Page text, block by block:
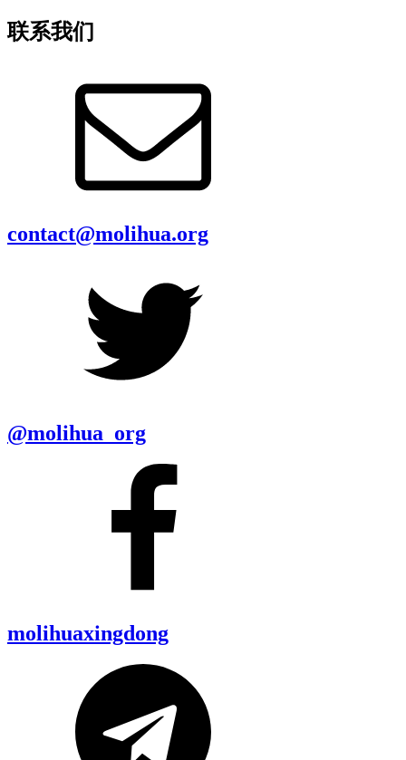
联系我们
contact@molihua.org
@molihua_org
molihuaxingdong